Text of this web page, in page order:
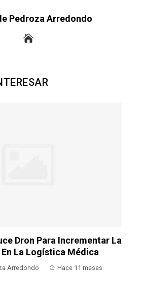
Pedroza Arredondo
Dron Para Incrementar La
La Logística Médica
Arredondo Hace 11 meses